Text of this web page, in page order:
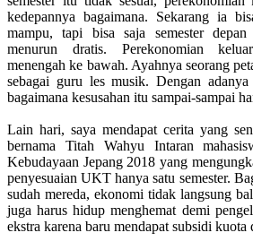
kedepannya bagaimana. Sekarang ia
mampu, tapi bisa saja semester depan
menurun dratis. Perekonomian
menengah ke bawah. Ayahnya seorang
sebagai guru les musik. Dengan
bagaimana kesusahan itu sampai-sampai
Lain hari, saya mendapat cerita yang
bernama Titah Wahyu Intaran
Kebudayaan Jepang 2018 yang
penyesuaian UKT hanya satu semester.
sudah mereda, ekonomi tidak langsung
juga harus hidup menghemat demi
ekstra karena baru mendapat subsidi